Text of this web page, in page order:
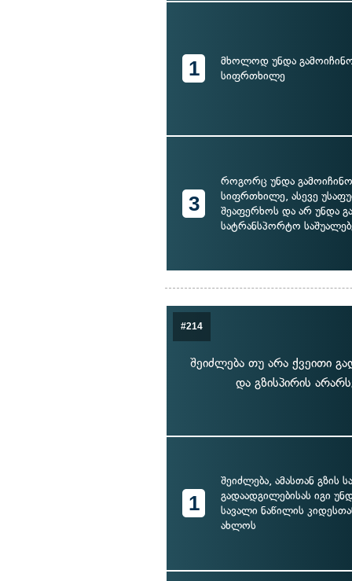
1
მხოლოდ უნდა
სიფრთხილე
3
როგორც უნდა
სიფრთხილე, ასევე
შეაფერხოს და არ უნდა
სატრანსპორტო
#214
შეიძლება თუ არა ქვეითი
და გზისპირის
1
შეიძლება, ამასთან გზის
გადაადგილებისას იგი
სავალი ნაწილის
ახლოს